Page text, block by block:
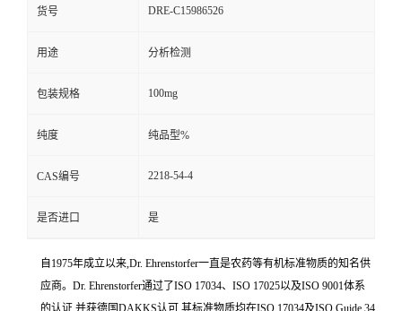
货号 DRE-C15986526
用途 分析检测
包装规格 100mg
纯度 纯品型%
CAS编号 2218-54-4
是否进口 是
自1975年成立以来,Dr. Ehrenstorfer一直是农药等有机标准物质的知名供
应商。Dr. Ehrenstorfer通过了ISO 17034、ISO 17025以及ISO 9001体系
的认证,并获德国DAKKS认可,其标准物质均在ISO 17034及ISO Guide 34